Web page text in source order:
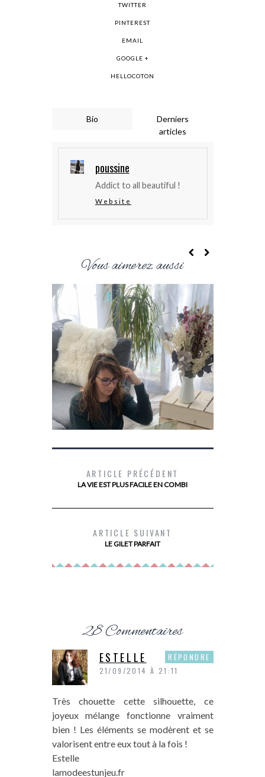
TWITTER
PINTEREST
EMAIL
GOOGLE +
HELLOCOTON
Bio
Derniers
articles
poussine
Addict to all beautiful !
Website
Vous aimerez aussi
DEVENIR PROPRIÉTAIRE AVEC PRIMMÉA
ARTICLE PRÉCÉDENT
LA VIE EST PLUS FACILE EN COMBI
ARTICLE SUIVANT
LE GILET PARFAIT
28 Commentaires
ESTELLE
21/09/2014 À 21:11
Très chouette cette silhouette, ce
joyeux mélange fonctionne vraiment
bien ! Les éléments se modèrent et se
valorisent entre eux tout à la fois !
Estelle
lamodeestunjeu.fr
RÉPONDRE